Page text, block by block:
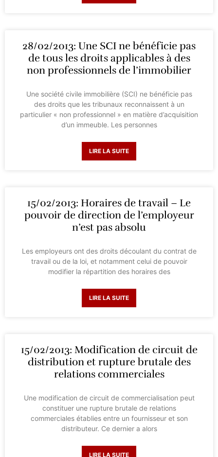
28/02/2013: Une SCI ne bénéficie pas
de tous les droits applicables à des
non professionnels de l’immobilier
Une société civile immobilière (SCI) ne bénéficie pas
des droits que les tribunaux reconnaissent à un
particulier « non professionnel » en matière d’acquisition
d’un immeuble. Les personnes
LIRE LA SUITE
15/02/2013: Horaires de travail – Le
pouvoir de direction de l’employeur
n’est pas absolu
Les employeurs ont des droits découlant du contrat de
travail ou de la loi, et notamment celui de pouvoir
modifier la répartition des horaires des
LIRE LA SUITE
15/02/2013: Modification de circuit de
distribution et rupture brutale des
relations commerciales
Une modification de circuit de commercialisation peut
constituer une rupture brutale de relations
commerciales établies entre un fournisseur et son
distributeur. Ce dernier a alors
LIRE LA SUITE